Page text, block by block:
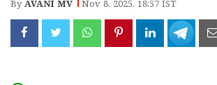
ByAVANI MV Nov 8, 2025, 18:57 IST